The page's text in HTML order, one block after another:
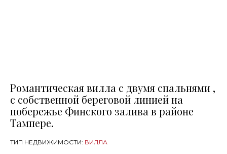
Романтическая вилла с двумя спальнями ,
с собственной береговой линией на
побережье Финского залива в районе
Тампере.
ТИП НЕДВИЖИМОСТИ: ВИЛЛА